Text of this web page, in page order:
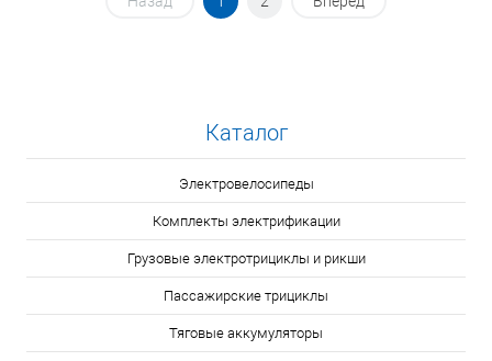
Каталог
Электровелосипеды
Комплекты электрификации
Грузовые электротрициклы и рикши
Пассажирские трициклы
Тяговые аккумуляторы